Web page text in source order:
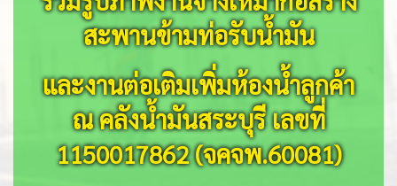
สะพานข้ามท่อรับน้ำมัน
และงานต่อเติมเพิ่มห้องน้ำลูกค้า
ณ คลังน้ำมันสระบุรี เลขที่
1150017862 (จคจพ.60081)